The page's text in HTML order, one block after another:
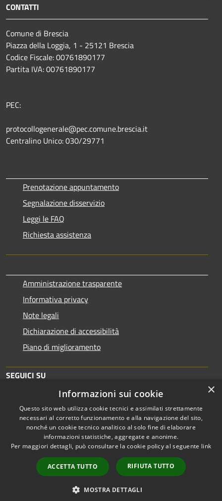
CONTATTI
Comune di Brescia
Piazza della Loggia, 1 - 25121 Brescia
Codice Fiscale: 00761890177
Partita IVA: 00761890177
PEC:
protocollogenerale@pec.comune.brescia.it
Centralino Unico: 030/29771
Prenotazione appuntamento
Segnalazione disservizio
Leggi le FAQ
Richiesta assistenza
Amministrazione trasparente
Informativa privacy
Note legali
Dichiarazione di accessibilità
Piano di miglioramento
SEGUICI SU
RSS
Accessibilità
Copyright © 2026 • Comune di
Municipium•
Accesso
redazione
×
Informazioni sui cookie
Questo sito web utilizza cookie tecnici e assimilati strettamente
necessari al corretto funzionamento e alla navigazione del sito,
nonché un cookie tecnico analitico al solo fine di elaborare
informazioni statistiche, aggregate e anonime.
Per maggiori dettagli, può consultare la cookie policy al seguente link
ACCETTA TUTTO RIFIUTA TUTTO
MOSTRA DETTAGLI